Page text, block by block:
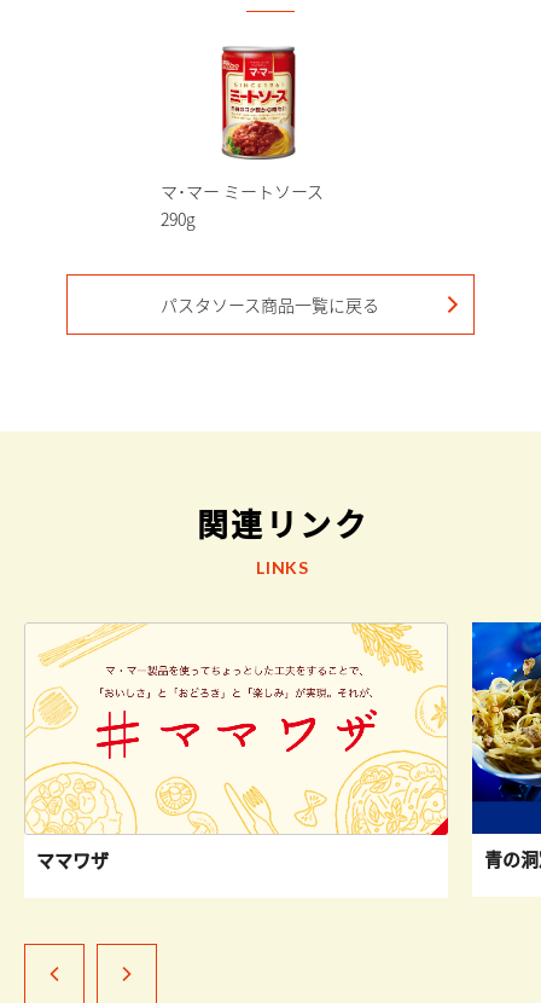
マ･マー ミートソース
290g
パスタソース 商品一覧に戻る
関連リンク
LINKS
ママワザ 青の